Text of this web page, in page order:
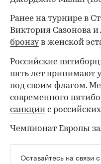
Ранее на турнире в
Виктория Сазонова
бронзув женской
00:00 /
Российские
пять лет принимают
под своим флагом.
современного
санкции с
Чемпионат Европы
Оставайтесь на связи